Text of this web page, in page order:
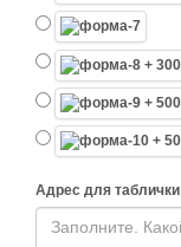
Адрес для таблички